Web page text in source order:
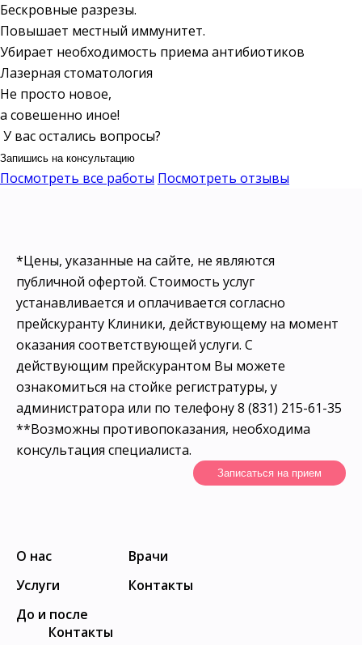
Бескровные разрезы.
Повышает местный иммунитет.
Убирает необходимость приема антибиотиков
Лазерная стоматология
Не просто новое,
а совешенно иное!
У вас остались вопросы?
Запишись на консультацию
Посмотреть все работы Посмотреть отзывы
*Цены, указанные на сайте, не являются
публичной офертой. Стоимость услуг
устанавливается и оплачивается согласно
прейскуранту Клиники, действующему на момент
оказания соответствующей услуги. С
действующим прейскурантом Вы можете
ознакомиться на стойке регистратуры, у
администратора или по телефону 8 (831) 215-61-35
**Возможны противопоказания, необходима
консультация специалиста.
Записаться на прием
О нас
Услуги
До и после
Врачи
Контакты
Контакты